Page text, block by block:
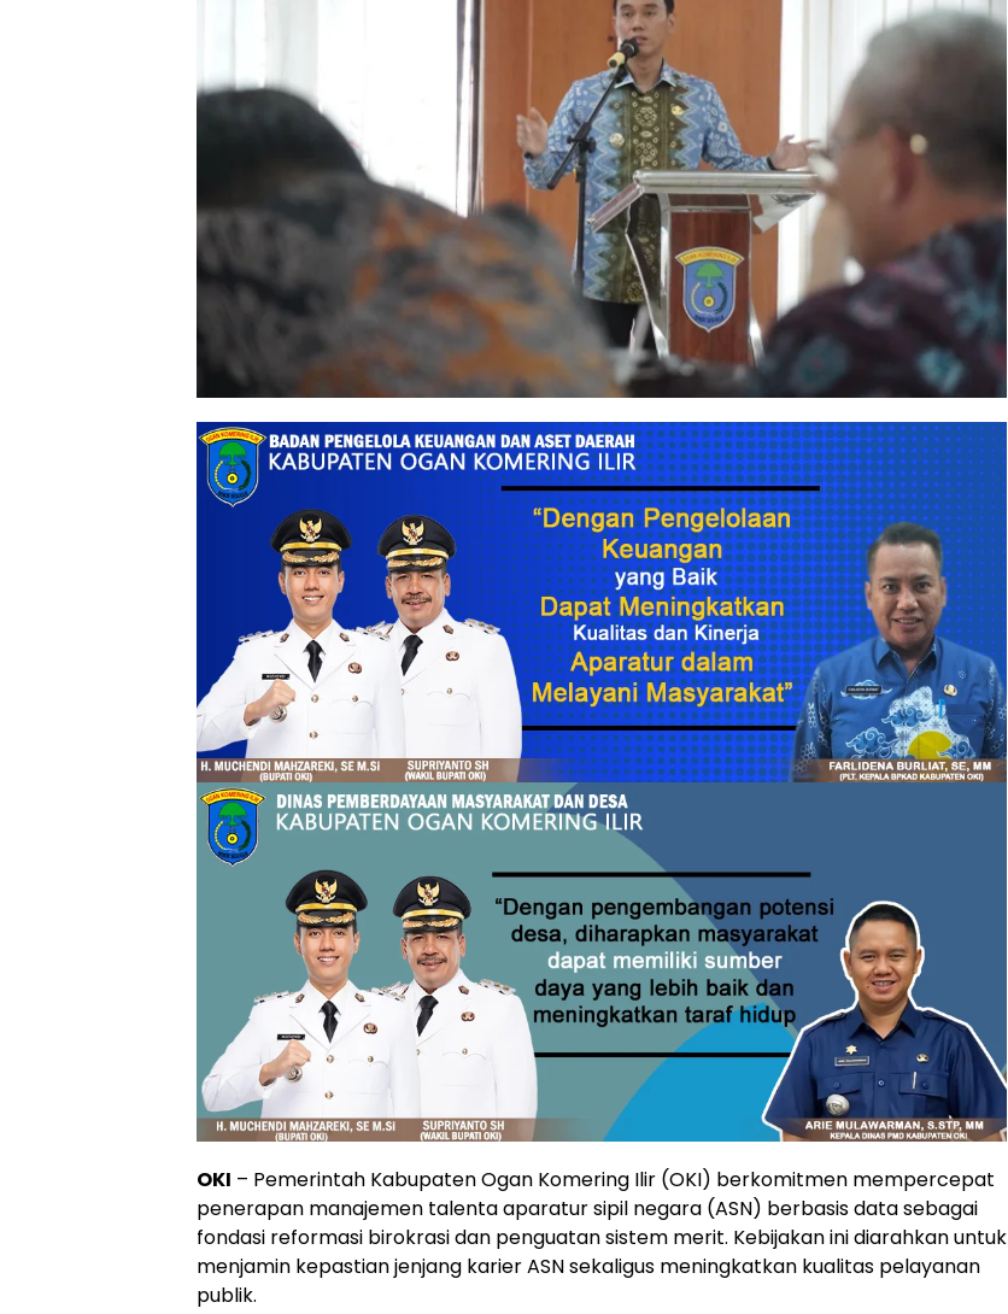
OKI – Pemerintah Kabupaten Ogan Komering Ilir (OKI) berkomitmen mempercepat
penerapan manajemen talenta aparatur sipil negara (ASN) berbasis data sebagai
fondasi reformasi birokrasi dan penguatan sistem merit. Kebijakan ini diarahkan untuk
menjamin kepastian jenjang karier ASN sekaligus meningkatkan kualitas pelayanan
publik.